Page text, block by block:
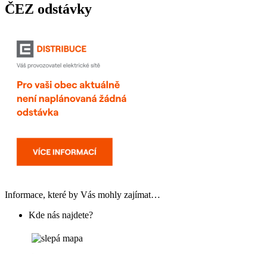
ČEZ odstávky
Informace, které by Vás mohly zajímat…
Kde nás najdete?